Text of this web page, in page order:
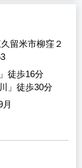
留米市柳窪２
徒歩16分
」徒歩30分